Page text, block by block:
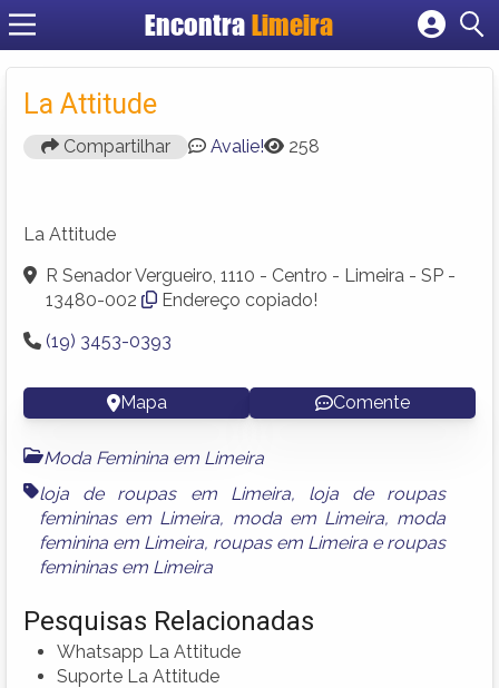
Encontra Limeira
Cadastrar empresa
La Attitude
Compartilhar Avalie! 258
La Attitude
R Senador Vergueiro, 1110 - Centro - Limeira - SP -
13480-002
Endereço copiado!
(19) 3453-0393
Mapa Comente
Moda Feminina em Limeira
loja de roupas em Limeira, loja de roupas
femininas em Limeira, moda em Limeira, moda
feminina em Limeira, roupas em Limeira e roupas
femininas em Limeira
Pesquisas Relacionadas
Whatsapp La Attitude
Suporte La Attitude